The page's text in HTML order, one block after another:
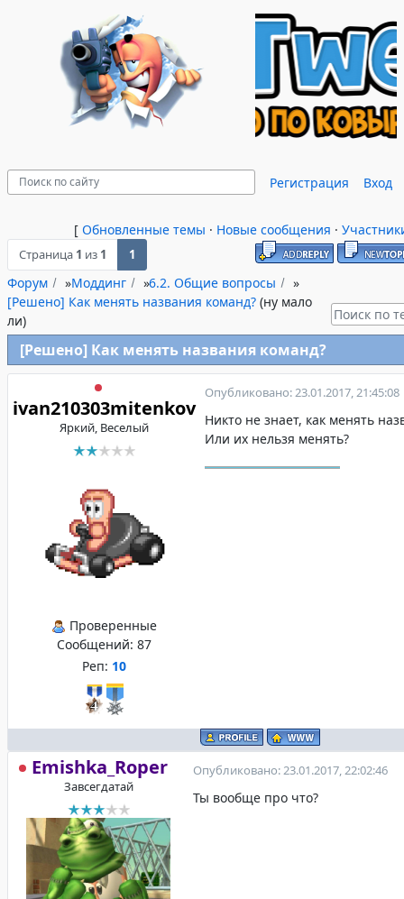
Регистрация Вход
[ Обновленные темы · Новые сообщения ·
Страница 1 из 1 1
Форум »Моддинг »6.2. Общие вопросы
»
[Решено] Как менять названия команд? (ну мало
ли)
[Решено] Как менять названия команд?
ivan210303mitenkov
Яркий, Веселый
Проверенные
Сообщений: 87
Реп: 10
Опубликовано: 23.01.2017, 21:45:08
Никто не знает, как менять
Или их нельзя менять?
Emishka_Roper
Завсегдатай
Опубликовано: 23.01.2017, 22:02:46
Ты вообще про что?